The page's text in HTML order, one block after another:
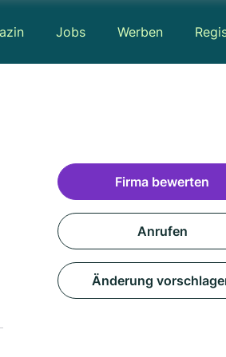
Jobs Werben
Firma bewerten
Anrufen
Änderung